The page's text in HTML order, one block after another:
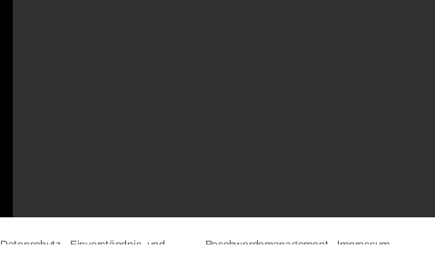
Datenschutz
Einverständnis- und
Beschwerdemanagement Impressum